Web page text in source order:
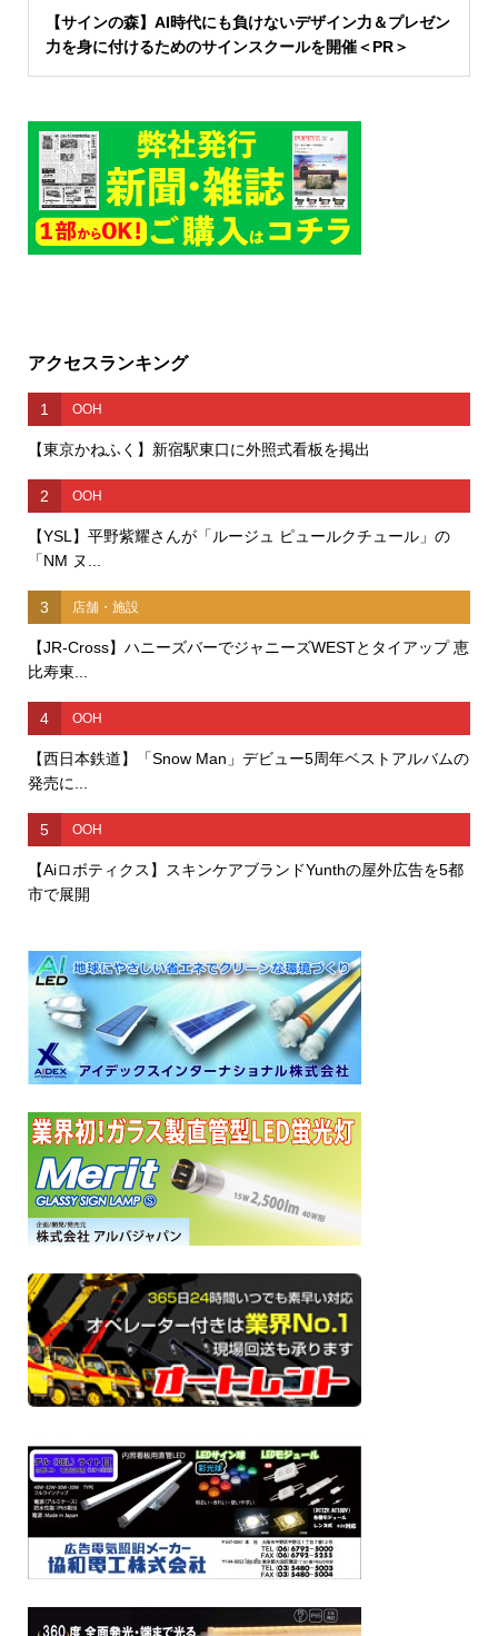
【サインの森】AI時代にも負けないデザイン力＆プレゼン
力を身に付けるためのサインスクールを開催＜PR＞
アクセスランキング
1 OOH
【東京かねふく】新宿駅東口に外照式看板を掲出
2 OOH
【YSL】平野紫耀さんが「ルージュ ピュールクチュール」の
「NM ヌ...
3 店舗・施設
【JR-Cross】ハニーズバーでジャニーズWESTとタイアップ 恵
比寿東...
4 OOH
【西日本鉄道】「Snow Man」デビュー5周年ベストアルバムの
発売に...
5 OOH
【Aiロボティクス】スキンケアブランドYunthの屋外広告を5都
市で展開